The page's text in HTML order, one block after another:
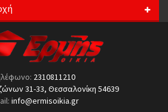
2310811210
31-33, Θεσσαλονίκη 54639
info@ermisoikia.gr